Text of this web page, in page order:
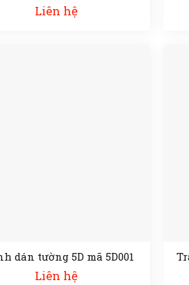
Liên hệ
dán tường 5D mã 5D001
Liên hệ